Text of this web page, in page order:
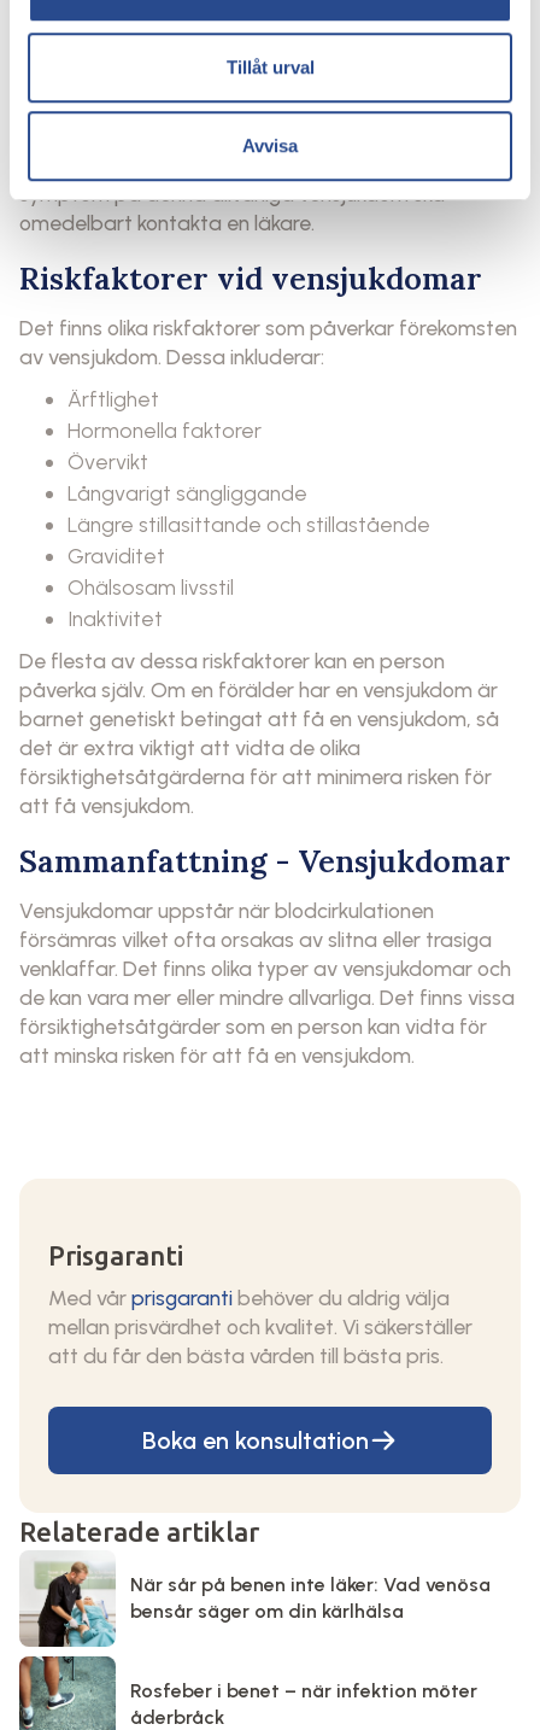
Tillåt urval
Avvisa
ventrombos, som är en blodpropp i en djup ven i
uppstår till exempel genom långvarigt sängliggande,
övervikt, en lång flygresa med mera, och den kan
också förekomma i svåra åderbråck där det finns
symptom på denna allvarliga vensjukdom ska
omedelbart kontakta en läkare.
Riskfaktorer vid vensjukdomar
Det finns olika riskfaktorer som påverkar förekomsten
av vensjukdom. Dessa inkluderar:
Ärftlighet
Hormonella faktorer
Övervikt
Långvarigt sängliggande
Längre stillasittande och stillastående
Graviditet
Ohälsosam livsstil
Inaktivitet
De flesta av dessa riskfaktorer kan en person
påverka själv. Om en förälder har en vensjukdom är
barnet genetiskt betingat att få en vensjukdom, så
det är extra viktigt att vidta de olika
försiktighetsåtgärderna för att minimera risken för
att få vensjukdom.
Sammanfattning - Vensjukdomar
Vensjukdomar uppstår när blodcirkulationen
försämras vilket ofta orsakas av slitna eller trasiga
venklaffar. Det finns olika typer av vensjukdomar och
de kan vara mer eller mindre allvarliga. Det finns vissa
försiktighetsåtgärder som en person kan vidta för
att minska risken för att få en vensjukdom.
Prisgaranti
Med vårprisgarantibehöver du aldrig välja
mellan prisvärdhet och kvalitet. Vi säkerställer
att du får den bästa vården till bästa pris.
Boka en konsultation
Relaterade artiklar
När sår på benen inte läker: Vad venösa
bensår säger om din kärlhälsa
Rosfeber i benet – när infektion möter
åderbråck